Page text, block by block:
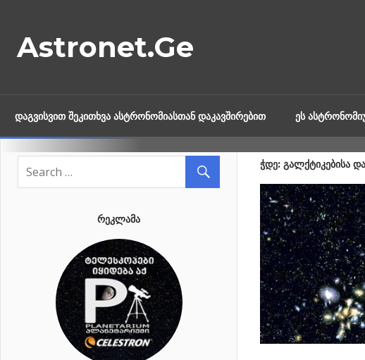
content
Astronet.Ge
ᲓᲐᲒᲕᲘᲡᲕᲘᲗ ᲨᲔᲙᲘᲗᲮᲕᲐ ᲐᲡᲢᲠᲝᲜᲝᲛᲘᲐᲡᲗᲐᲜ ᲓᲐᲙᲐᲕᲨᲘᲠᲔᲑᲘᲗ ᲔᲡ
ᲭᲓᲔ: ᲒᲐᲚᲥᲢᲘᲙᲔᲑᲘᲡᲐ
ᲠᲔᲙᲚᲐᲛᲐ